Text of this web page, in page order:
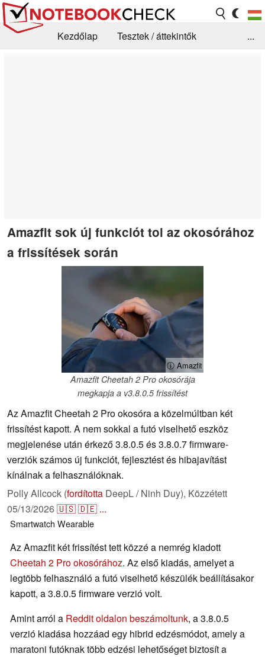
Kezdőlap
Tesztek / áttekintők
...
Amazfit sok új funkciót tol az okosórához
a frissítések során
ⓘ Amazfit
Amazfit Cheetah 2 Pro okosórája
megkapja a v3.8.0.5 frissítést
Az Amazfit Cheetah 2 Pro okosóra a közelmúltban két
frissítést kapott. A nem sokkal a futó viselhető eszköz
megjelenése után érkező 3.8.0.5 és 3.8.0.7 firmware-
verziók számos új funkciót, fejlesztést és hibajavítást
kínálnak a felhasználóknak.
Polly Allcock (fordította DeepL / Ninh Duy), Közzétett
05/13/2026🇺🇸🇩🇪 ...
Smartwatch Wearable
Az Amazfit két frissítést tett közzé a nemrég kiadott
Cheetah 2 Pro okosórához. Az első kiadás, amelyet a
legtöbb felhasználó a futó viselhető készülék beállításakor
kapott, a 3.8.0.5 firmware verzió volt.
Amint arról a Reddit oldalon beszámoltunk, a 3.8.0.5
verzió kiadása hozzáad egy hibrid edzésmódot, amely a
maratoni futóknak több edzési lehetőséget biztosít a